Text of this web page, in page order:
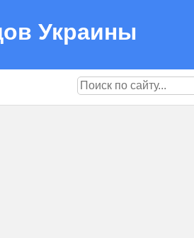
Украины